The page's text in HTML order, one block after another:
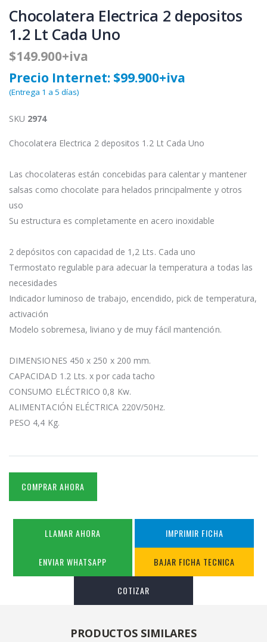
Chocolatera Electrica 2 depositos
1.2 Lt Cada Uno
$149.900+iva
Precio Internet: $99.900+iva
(Entrega 1 a 5 días)
SKU 2974
Chocolatera Electrica 2 depositos 1.2 Lt Cada Uno
Las chocolateras están concebidas para calentar y mantener
salsas como chocolate para helados principalmente y otros
uso
Su estructura es completamente en acero inoxidable
2 depósitos con capacidad de 1,2 Lts. Cada uno
Termostato regulable para adecuar la temperatura a todas las
necesidades
Indicador luminoso de trabajo, encendido, pick de temperatura,
activación
Modelo sobremesa, liviano y de muy fácil mantención.
DIMENSIONES 450 x 250 x 200 mm.
CAPACIDAD 1.2 Lts. x por cada tacho
CONSUMO ELÉCTRICO 0,8 Kw.
ALIMENTACIÓN ELÉCTRICA 220V/50Hz.
PESO 4,4 Kg.
COMPRAR AHORA
LLAMAR AHORA IMPRIMIR FICHA
ENVIAR WHATSAPP BAJAR FICHA TECNICA
COTIZAR
PRODUCTOS SIMILARES